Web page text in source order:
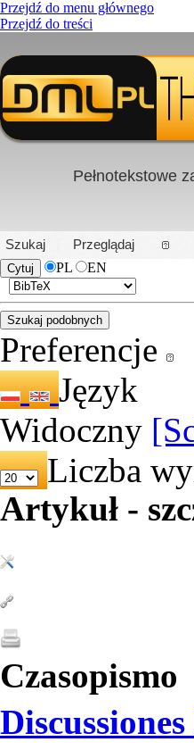
Przejdź do menu głównego
Przejdź do treści
PL|EN
Pełnotekstowe
Szukaj
Przeglądaj
PL
EN
Preferencje
Język
Widoczny
Liczba
Artykuł -
Czasopismo